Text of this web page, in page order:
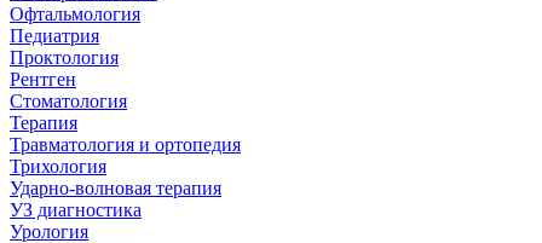
Офтальмология
Педиатрия
Проктология
Рентген
Стоматология
Терапия
Травматология и ортопедия
Трихология
Ударно-волновая терапия
УЗ диагностика
Урология